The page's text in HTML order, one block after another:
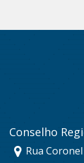
Conselho
Rua